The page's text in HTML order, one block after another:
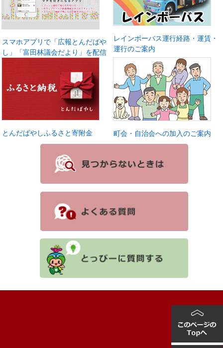
スマホアプリで「広報とんだばや
し」「富田林議会だより」を配信
レインボーバス運行経路・運賃・
運行のご案内
とんだばやしふるさと寄附金 町会・自治会への加入のご案内